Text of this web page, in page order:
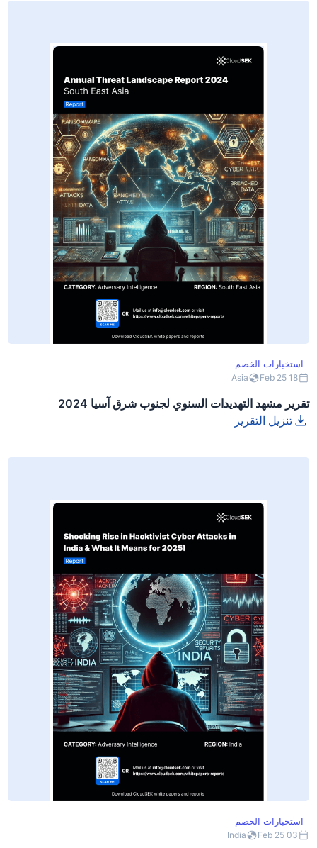
استخبارات الخصم
18 Feb 25
Asia
تقرير مشهد التهديدات السنوي لجنوب شرق آسيا 2024
تنزيل التقرير
استخبارات الخصم
03 Feb 25
India